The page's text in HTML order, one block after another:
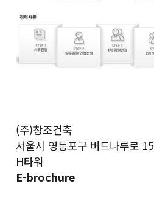
(주)창조건축
서울시 영등포구 버드나루로 15
H타워
E-brochure